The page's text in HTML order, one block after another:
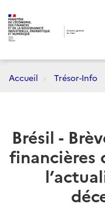
Accueil Trésor-Info
Brésil -
financières